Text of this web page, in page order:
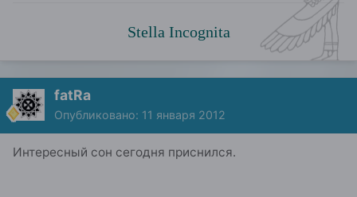
Stella Incognita
fatRa
Опубликовано: 11 января 2012
Интересный сон сегодня приснился.